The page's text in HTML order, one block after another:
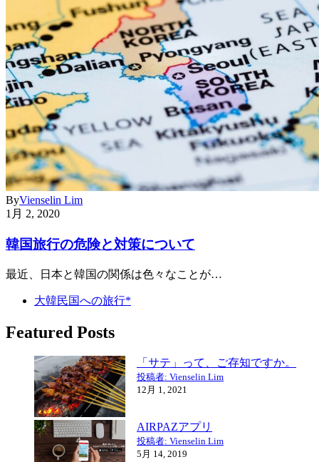
ByVienselin Lim
1月 2, 2020
韓国旅行の危険と対策について
最近、日本と韓国の関係は色々なことが…
大韓民国への旅行*
Featured Posts
「サテ」って、ご存知ですか。
投稿者: Vienselin Lim
12月 1, 2021
AIRPAZアプリ
投稿者: Vienselin Lim
5月 14, 2019